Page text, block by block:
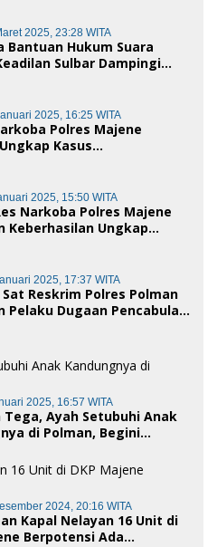
2025, 23:28 WITA
Bantuan Hukum Suara
Sulbar Dampingi
2025, 16:25 WITA
Polres Majene
Kasus
2025, 15:50 WITA
Narkoba Polres Majene
Keberhasilan Ungkap
2025, 17:37 WITA
Sat Reskrim Polres Polman
Pelaku Dugaan Pencabulan
2025, 16:57 WITA
Tega, Ayah Setubuhi Anak
di Polman, Begini
2024, 20:16 WITA
Kapal Nelayan 16 Unit di
Berpotensi Ada